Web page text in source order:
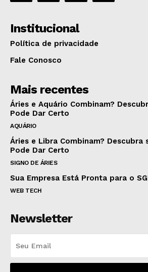
Institucional
Política de privacidade
Fale Conosco
Mais recentes
Áries e Aquário Combinam?
Pode Dar Certo
AQUÁRIO
Áries e Libra Combinam? Descubra
Pode Dar Certo
SIGNO DE ÁRIES
Sua Empresa Está Pronta para o
WEB TECH
Newsletter